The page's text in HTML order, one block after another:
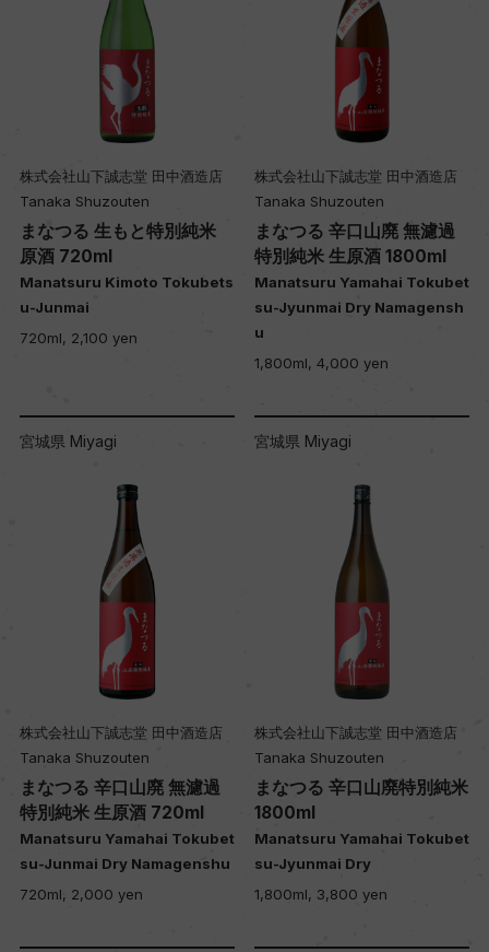
株式会社山下誠志堂 田中酒造店
Tanaka Shuzouten
まなつる 生もと特別純米
原酒 720ml
Manatsuru Kimoto Tokubets
u-Junmai
720ml, 2,100 yen
株式会社山下誠志堂 田中酒造店
Tanaka Shuzouten
まなつる 辛口山廃 無濾過
特別純米 生原酒 1800ml
Manatsuru Yamahai Tokubet
su-Jyunmai Dry Namagensh
u
1,800ml, 4,000 yen
宮城県 Miyagi
株式会社山下誠志堂 田中酒造店
Tanaka Shuzouten
まなつる 辛口山廃 無濾過
特別純米 生原酒 720ml
Manatsuru Yamahai Tokubet
su-Junmai Dry Namagenshu
720ml, 2,000 yen
宮城県 Miyagi
株式会社山下誠志堂 田中酒造店
Tanaka Shuzouten
まなつる 辛口山廃特別純米
1800ml
Manatsuru Yamahai Tokubet
su-Jyunmai Dry
1,800ml, 3,800 yen